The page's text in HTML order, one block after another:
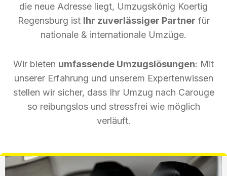
die neue Adresse liegt, Umzugskönig Koertig
Regensburg ist Ihr zuverlässiger Partner für
nationale & internationale Umzüge.
Wir bieten umfassende Umzugslösungen: Mit
unserer Erfahrung und unserem Expertenwissen
stellen wir sicher, dass Ihr Umzug nach Carouge
so reibungslos und stressfrei wie möglich
verläuft.